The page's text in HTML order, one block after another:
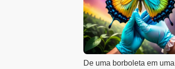
De uma borboleta em